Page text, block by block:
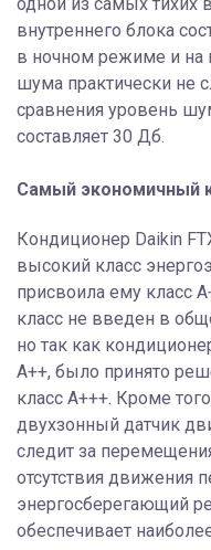
внутреннего блока
в ночном режиме и на
шума практически не
сравнения уровень
составляет 30 Дб.
Самый экономичный
Кондиционер Daikin
высокий класс
присвоила ему класс
класс не введен в
но так как
А++, было принято
класс А+++. Кроме
двухзонный датчик
следит за
отсутствия движения
энергосберегающий
обеспечивает